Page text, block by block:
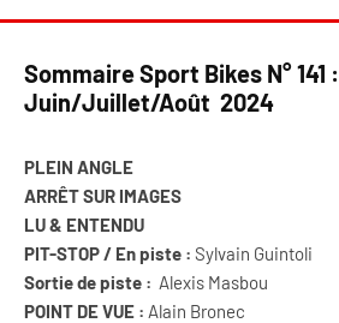
Sommaire Sport Bikes N° 141 :
Juin/Juillet/Août 2024
PLEIN ANGLE
ARRÊT SUR IMAGES
LU & ENTENDU
PIT-STOP / En piste : Sylvain Guintoli
Sortie de piste : Alexis Masbou
POINT DE VUE : Alain Bronec